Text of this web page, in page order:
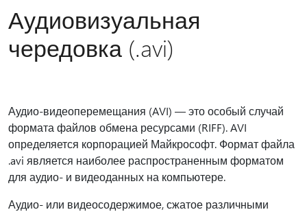
Аудиовизуальная
чередовка (.avi)
Аудио-видеоперемещания (AVI) — это особый случай
формата файлов обмена ресурсами (RIFF). AVI
определяется корпорацией Майкрософт. Формат файла
.avi является наиболее распространенным форматом
для аудио- и видеоданных на компьютере.
Аудио- или видеосодержимое, сжатое различными